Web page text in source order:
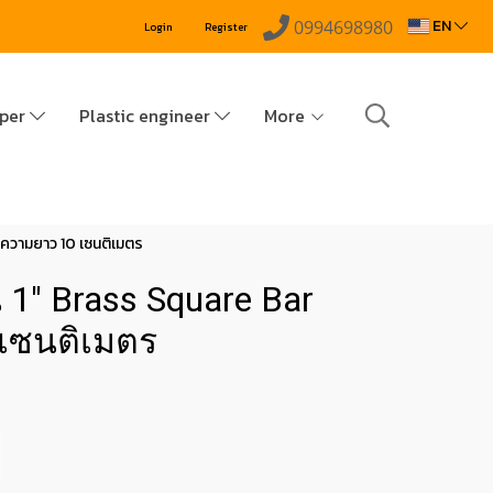
Login Register 0994698980 EN
Plastic engineer More
ามยาว 10 เซนติเมตร
Brass Square Bar
ซนติเมตร